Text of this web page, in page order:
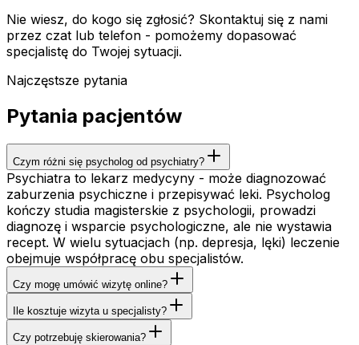
Nie wiesz, do kogo się zgłosić? Skontaktuj się z nami
przez czat lub telefon - pomożemy dopasować
specjalistę do Twojej sytuacji.
Najczęstsze pytania
Pytania pacjentów
Czym różni się psycholog od psychiatry?
Psychiatra to lekarz medycyny - może diagnozować
zaburzenia psychiczne i przepisywać leki. Psycholog
kończy studia magisterskie z psychologii, prowadzi
diagnozę i wsparcie psychologiczne, ale nie wystawia
recept. W wielu sytuacjach (np. depresja, lęki) leczenie
obejmuje współpracę obu specjalistów.
Czy mogę umówić wizytę online?
Ile kosztuje wizyta u specjalisty?
Czy potrzebuję skierowania?